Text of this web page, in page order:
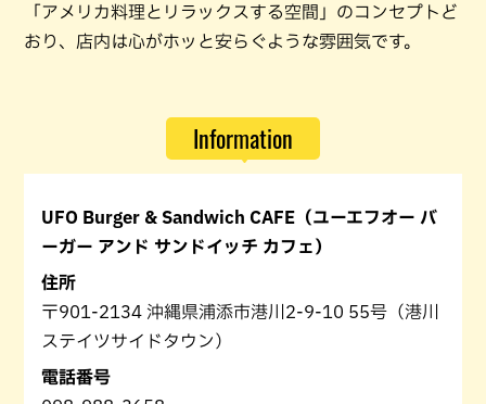
「アメリカ料理とリラックスする空間」のコンセプトど
おり、店内は心がホッと安らぐような雰囲気です。
Information
UFO Burger & Sandwich CAFE（ユーエフオー バ
ーガー アンド サンドイッチ カフェ）
住所
〒901-2134 沖縄県浦添市港川2-9-10 55号（港川
ステイツサイドタウン）
電話番号